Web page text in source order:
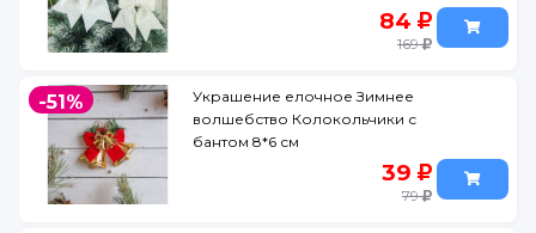
84
169
-51%
Украшение елочное Зимнее
волшебство Колокольчики с
бантом 8*6 см
39
79